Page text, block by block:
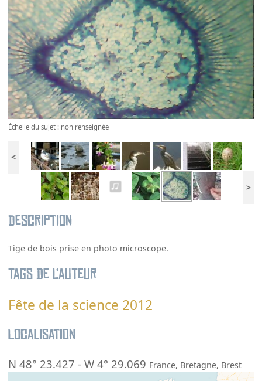
Échelle du sujet : non renseignée
<
>
Description
Tige de bois prise en photo microscope.
Tags de l’auteur
Fête de la science 2012
Localisation
N 48° 23.427 -W 4° 29.069 France, Bretagne, Brest